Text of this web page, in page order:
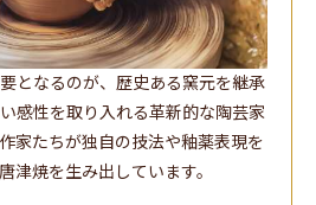
となるのが、歴史ある窯元を継承
感性を取り入れる革新的な陶芸家
家たちが独自の技法や釉薬表現を
津焼を生み出しています。